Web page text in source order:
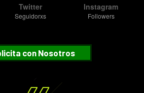
Twitter
Seguidorxs
Instagram
Followers
con Nosotros